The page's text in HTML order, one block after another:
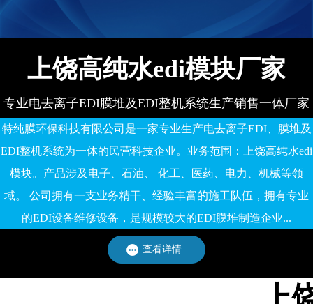
上饶高纯水edi模块厂家
专业电去离子EDI膜堆及EDI整机系统生产销售一体厂家
特纯膜环保科技有限公司是一家专业生产电去离子EDI、膜堆及
EDI整机系统为一体的民营科技企业。业务范围：上饶高纯水edi
模块。产品涉及电子、石油、 化工、医药、电力、机械等领
域。 公司拥有一支业务精干、经验丰富的施工队伍，拥有专业
的EDI设备维修设备，是规模较大的EDI膜堆制造企业...
查看详情